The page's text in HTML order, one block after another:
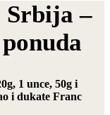
Srbija –
1 unce, 50g i
i dukate Franc